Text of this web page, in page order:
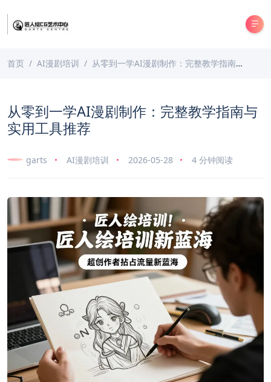
首页 AI漫剧培训 从零到一学AI漫剧制作：完整教学指南与实用工具推荐
从零到一学AI漫剧制作：完整教学指南与
实用工具推荐
garts AI漫剧培训 2026-05-28 4 分钟阅读